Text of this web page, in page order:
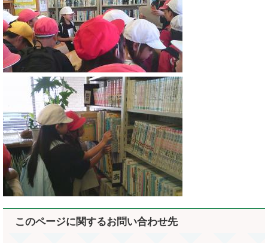
このページに関するお問い合わせ先